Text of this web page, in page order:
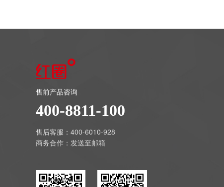
售前产品咨询
400-8811-100
售后客服：400-6010-928
商务合作： 发送至邮箱